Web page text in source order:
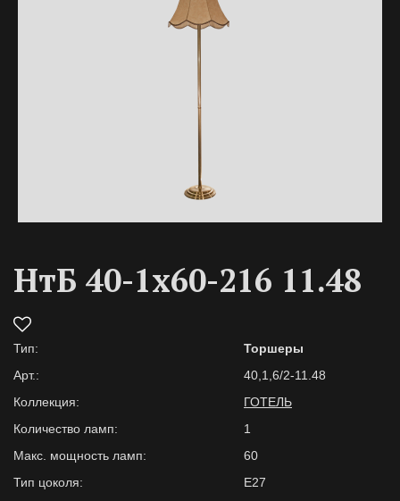
НтБ 40-1х60-216 11.48
Тип:
Торшеры
Арт.:
40,1,6/2-11.48
Коллекция:
ГОТЕЛЬ
Количество ламп:
1
Макс. мощность ламп:
60
Тип цоколя:
E27